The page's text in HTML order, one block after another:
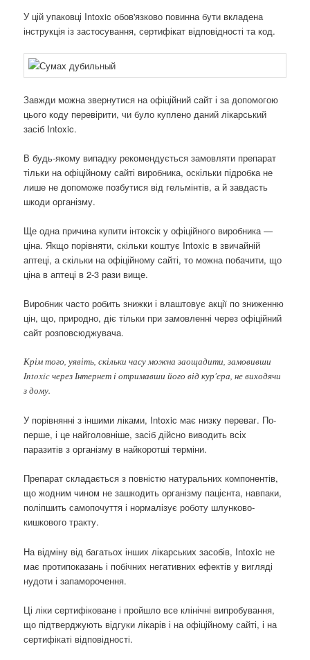
У цій упаковці Intoxic обов'язково повинна бути вкладена
інструкція із застосування, сертифікат відповідності та код.
Завжди можна звернутися на офіційний сайт і за допомогою
цього коду перевірити, чи було куплено даний лікарський
засіб Intoxic.
В будь-якому випадку рекомендується замовляти препарат
тільки на офіційному сайті виробника, оскільки підробка не
лише не допоможе позбутися від гельмінтів, а й завдасть
шкоди організму.
Ще одна причина купити інтоксік у офіційного виробника —
ціна. Якщо порівняти, скільки коштує Intoxic в звичайній
аптеці, а скільки на офіційному сайті, то можна побачити, що
ціна в аптеці в 2-3 рази вище.
Виробник часто робить знижки і влаштовує акції по зниженню
цін, що, природно, діє тільки при замовленні через офіційний
сайт розповсюджувача.
Крім того, уявіть, скільки часу можна заощадити, замовивши
Intoxic через Інтернет і отримавши його від кур'єра, не виходячи
з дому.
У порівнянні з іншими ліками, Intoxic має низку переваг. По-
перше, і це найголовніше, засіб дійсно виводить всіх
паразитів з організму в найкоротші терміни.
Препарат складається з повністю натуральних компонентів,
що жодним чином не зашкодить організму пацієнта, навпаки,
поліпшить самопочуття і нормалізує роботу шлунково-
кишкового тракту.
На відміну від багатьох інших лікарських засобів, Intoxic не
має протипоказань і побічних негативних ефектів у вигляді
нудоти і запаморочення.
Ці ліки сертифіковане і пройшло все клінічні випробування,
що підтверджують відгуки лікарів і на офіційному сайті, і на
сертифікаті відповідності.